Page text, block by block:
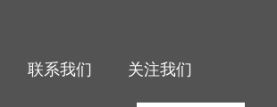
联系我们 关注我们